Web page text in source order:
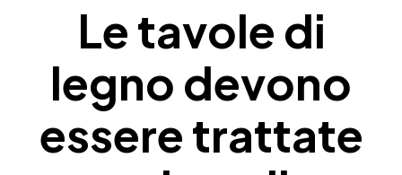
Le tavole di
legno devono
essere trattate